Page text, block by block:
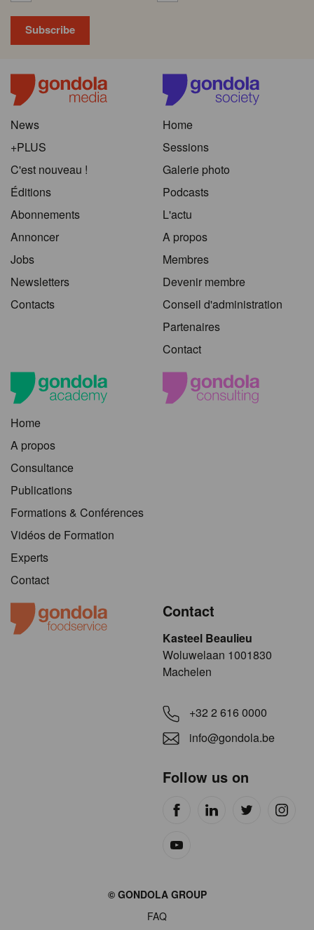
News
+PLUS
C'est nouveau !
Éditions
Abonnements
Annoncer
Jobs
Newsletters
Contacts
Home
Sessions
Galerie photo
Podcasts
L'actu
A propos
Membres
Devenir membre
Conseil d'administration
Partenaires
Contact
Home
A propos
Consultance
Publications
Formations & Conférences
Vidéos de Formation
Experts
Contact
Contact
Kasteel Beaulieu
​​​Woluwelaan 1001830
Machelen
+32 2 616 0000
info@gondola.be
Follow us on
© GONDOLA GROUP
FAQ